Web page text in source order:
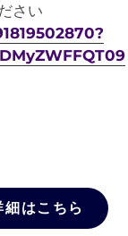
さい
はこちら